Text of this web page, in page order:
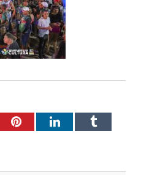
PinterestLinkedInTumblr